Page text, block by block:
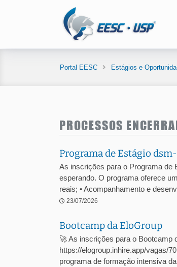
Portal EESC Estágios e
PROCESSOS
Programa de Estágio
As inscrições para o Programa
esperando. O programa oferece
reais; • Acompanhamento e
23/07/2026
Bootcamp da EloGroup
🚀 As inscrições para o Bootcamp
https://elogroup.inhire.app/vagas/
programa de formação intensiva